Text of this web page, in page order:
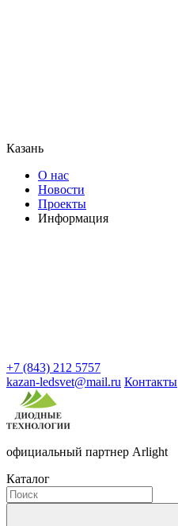
Казань
О нас
Новости
Проекты
Информация
+7 (843) 212 5757
kazan-ledsvet@mail.ru Контакты
официальный партнер Arlight
Каталог